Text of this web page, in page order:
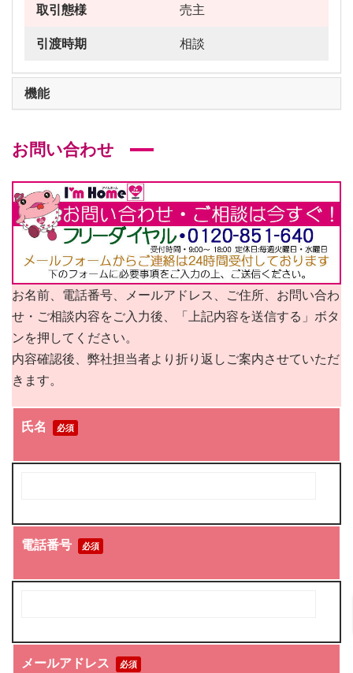
取引態様
売主
引渡時期
相談
機能
お問い合わせ
お名前、電話番号、メールアドレス、ご住所、お問い合わ
せ・ご相談内容をご入力後、「上記内容を送信する」ボタ
ンを押してください。
内容確認後、弊社担当者より折り返しご案内させていただ
きます。
氏名 必須
電話番号 必須
メールアドレス 必須